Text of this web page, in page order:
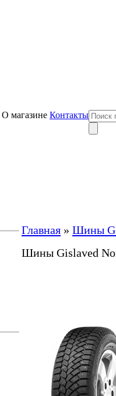
О магазине Контакты
Главная » Шины
Шины Gislaved